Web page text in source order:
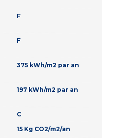
F
F
375 kWh/m2 par an
197 kWh/m2 par an
C
15 Kg CO2/m2/an